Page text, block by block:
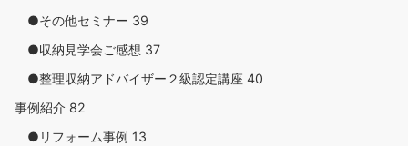
●その他セミナー 39
●収納見学会ご感想 37
●整理収納アドバイザー２級認定講座 40
事例紹介 82
●リフォーム事例 13